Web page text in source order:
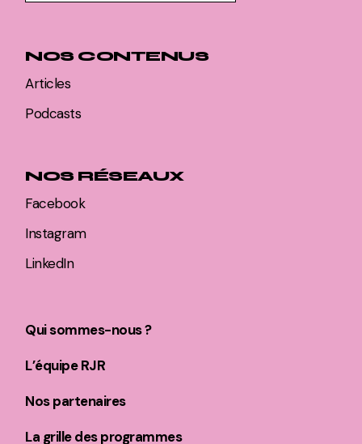
NOS CONTENUS
Articles
Podcasts
NOS RÉSEAUX
Facebook
Instagram
LinkedIn
Qui sommes-nous ?
L’équipe RJR
Nos partenaires
La grille des programmes